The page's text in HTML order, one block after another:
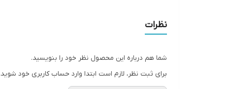
قابلیت بازگشت
نظرات
شما هم درباره این محصول نظر خود را بنویسید.
برای ثبت نظر، لازم است ابتدا وارد حساب کاربری خود شوید.